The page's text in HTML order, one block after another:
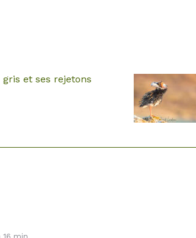
et ses rejetons